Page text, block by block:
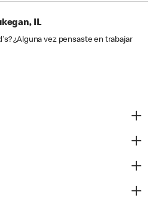
IL
¿Alguna vez pensaste en trabajar